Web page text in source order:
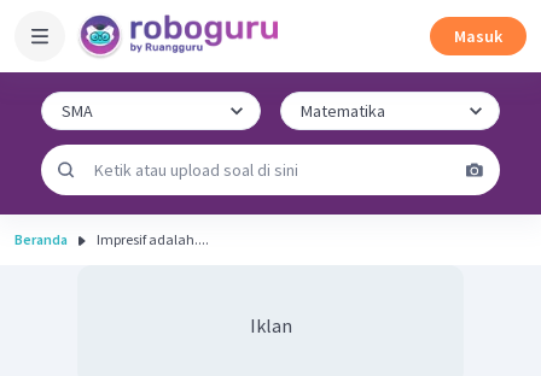
Masuk
Beranda Impresif adalah....
Iklan